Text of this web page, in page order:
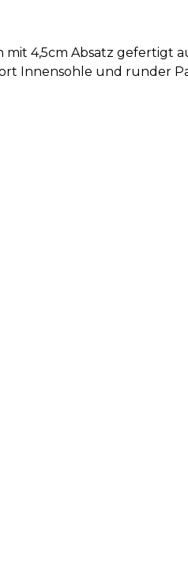
4,5cm Absatz gefertigt
Innensohle und runder